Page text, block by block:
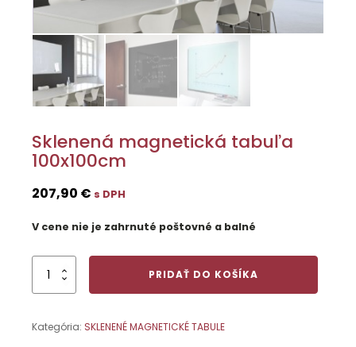
Sklenená magnetická tabuľa
100x100cm
207,90 € s DPH
V cene nie je zahrnuté poštovné a balné
množstvo
Sklenená
100x100cm
PRIDAŤ DO KOŠÍKA
Kategória: SKLENENÉ MAGNETICKÉ TABULE